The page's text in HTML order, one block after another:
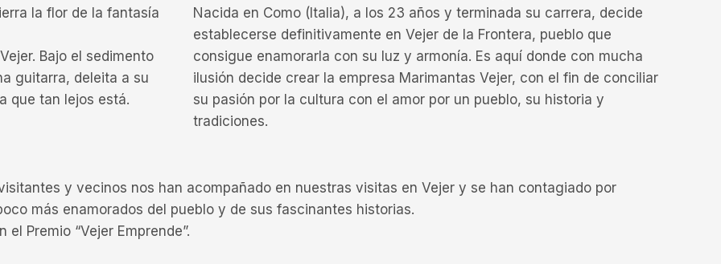
la flor de la fantasía
Bajo el sedimento
guitarra, deleita a su
que tan lejos está.
Nacida en Como (Italia), a los 23 años y terminada su carrera, decide
establecerse definitivamente en Vejer de la Frontera, pueblo que
consigue enamorarla con su luz y armonía. Es aquí donde con mucha
ilusión decide crear la empresa Marimantas Vejer, con el fin de conciliar
su pasión por la cultura con el amor por un pueblo, su historia y
tradiciones.
y vecinos nos han acompañado en nuestras visitas en Vejer y se han contagiado por
más enamorados del pueblo y de sus fascinantes historias.
Premio “Vejer Emprende”.